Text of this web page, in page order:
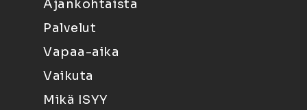
Ajankohtaista
Palvelut
Vapaa-aika
Vaikuta
Mikä ISYY